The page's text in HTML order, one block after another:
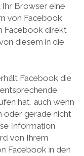
Ihr Browser eine
von Facebook
Facebook direkt
diesem in die
Facebook die
hat, auch wenn
oder gerade nicht
Information
von Ihrem
Facebook in den